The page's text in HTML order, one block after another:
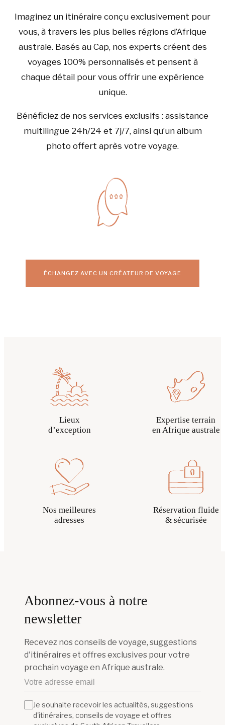
Imaginez un itinéraire conçu exclusivement pour
vous, à travers les plus belles régions d’Afrique
australe. Basés au Cap, nos experts créent des
voyages 100% personnalisés et pensent à
chaque détail pour vous offrir une expérience
unique.
Bénéficiez de nos services exclusifs : assistance
multilingue 24h/24 et 7j/7, ainsi qu’un album
photo offert après votre voyage.
ÉCHANGEZ AVEC UN CRÉATEUR DE VOYAGE
Lieux
d’exception
Expertise terrain
en Afrique australe
Nos meilleures
adresses
Réservation fluide
& sécurisée
Abonnez-vous à notre
newsletter
Recevez nos conseils de voyage, suggestions
d'itinéraires et offres exclusives pour votre
prochain voyage en Afrique australe.
Je souhaite recevoir les actualités, suggestions
d'itinéraires, conseils de voyage et offres